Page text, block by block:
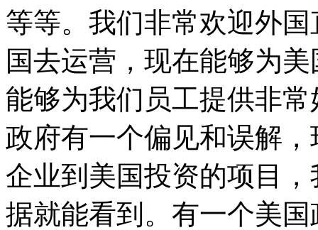
等等。我们非常欢迎外
国去运营，现在能够为
能够为我们员工提供非
政府有一个偏见和误解
企业到美国投资的项目
据就能看到。有一个美